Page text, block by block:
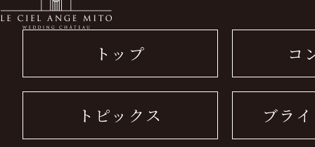
トップ コ
トピックス ブラ